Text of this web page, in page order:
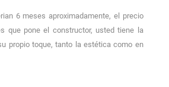
6 meses aproximadamente, el precio
que pone el constructor, usted tiene la
propio toque, tanto la estética como en